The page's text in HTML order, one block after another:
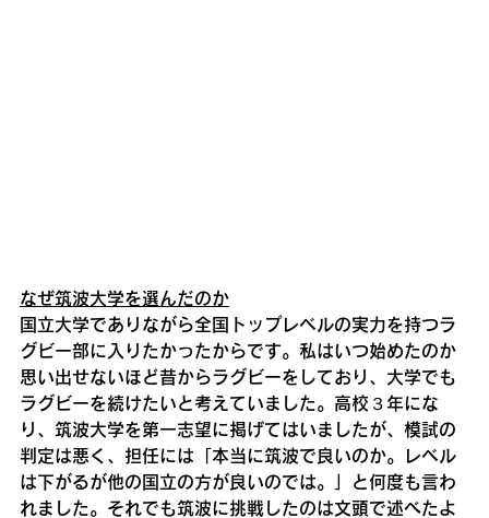
なぜ筑波大学を選んだのか
国立大学でありながら全国トップレベルの実力を持つラ
グビー部に入りたかったからです。私はいつ始めたのか
思い出せないほど昔からラグビーをしており、大学でも
ラグビーを続けたいと考えていました。高校３年にな
り、筑波大学を第一志望に掲げてはいましたが、模試の
判定は悪く、担任には「本当に筑波で良いのか。レベル
は下がるが他の国立の方が良いのでは。」と何度も言わ
れました。それでも筑波に挑戦したのは文頭で述べたよ